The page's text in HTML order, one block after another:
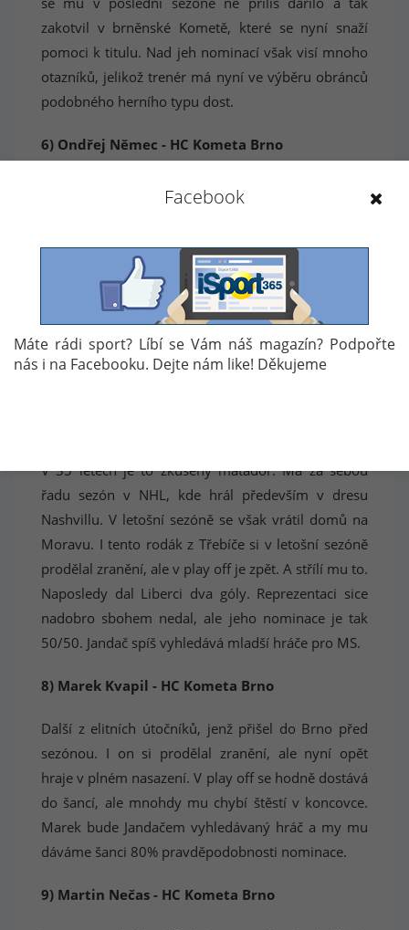
zakotvil v brněnské Kometě, které se nyní snaží
pomoci k titulu. Nad jeh nominací však visí mnoho
otazníků, jelikož trenér má nyní ve výběru obránců
podobného herního typu dost.
6) Ondřej Němec - HC Kometa Brno
Velká opora národního týmu posledních let. Poté,
obránce, který by prakticky mohl v národním týmu
zastávat roli asistenta kapitána. Otázkou však je, jak
to bude s jeho zdravím. Poslední semifinálový
zápas proti Hradci Králové neodehrál po
nepříjemném střetu a do finálové série proti Liberci
V 35 letech je to zkušený matador. Má za sebou
řadu sezón v NHL, kde hrál především v dresu
Nashvillu. V letošní sezóně se však vrátil domů na
Moravu. I tento rodák z Třebíče si v letošní sezóně
prodělal zranění, ale v play off je zpět. A střílí mu to.
Naposledy dal Liberci dva góly. Reprezentaci sice
nadobro sbohem nedal, ale jeho nominace je tak
50/50. Jandač spíš vyhledává mladší hráče pro MS.
8) Marek Kvapil - HC Kometa Brno
Další z elitních útočníků, jenž přišel do Brno před
sezónou. I on si prodělal zranění, ale nyní opět
hraje v plném nasazení. V play off se hodně dostává
do šancí, ale mnohdy mu chybí štěstí v koncovce.
Marek bude Jandačem vyhledávaný hráč a my mu
dáváme šanci 80% pravděpodobnosti nominace.
9) Martin Nečas - HC Kometa Brno
Facebook
Máte rádi sport? Líbí se Vám náš magazín? Podpořte
nás i na Facebooku. Dejte nám like! Děkujeme